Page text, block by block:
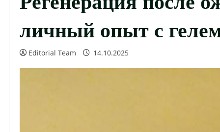
личный опыт с
Editorial Team 14.10.2025